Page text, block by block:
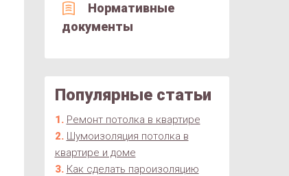
Нормативные
документы
Популярные статьи
Ремонт потолка в квартире
Шумоизоляция потолка в
квартире и доме
Как сделать пароизоляцию